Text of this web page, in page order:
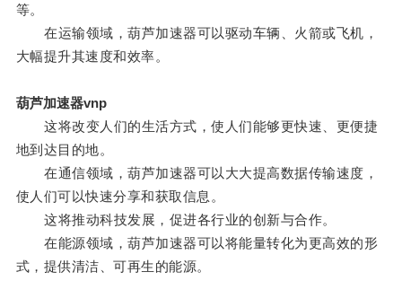
等。
在运输领域，葫芦加速器可以驱动车辆、火箭或飞机，
大幅提升其速度和效率。
葫芦加速器vnp
这将改变人们的生活方式，使人们能够更快速、更便捷
地到达目的地。
在通信领域，葫芦加速器可以大大提高数据传输速度，
使人们可以快速分享和获取信息。
这将推动科技发展，促进各行业的创新与合作。
在能源领域，葫芦加速器可以将能量转化为更高效的形
式，提供清洁、可再生的能源。